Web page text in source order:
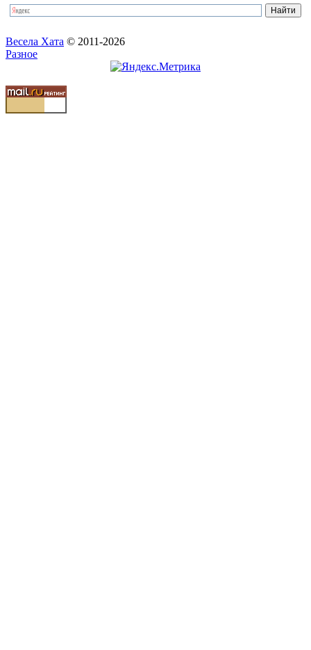
Весела Хата © 2011-2026
Разное